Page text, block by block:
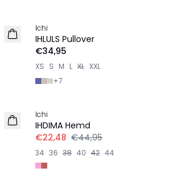
NEU
Ichi
IHLULS Pullover
€34,95
XS S M L XL XXL
+7
Ichi
IHDIMA Hemd
€22,48 €44,95
34 36 38 40 42 44